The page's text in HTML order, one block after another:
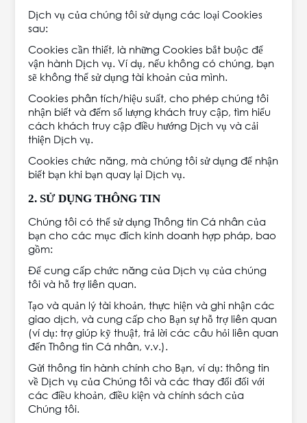
Dịch vụ của chúng tôi sử dụng các loại Cookies
sau:
Cookies cần thiết, là những Cookies bắt buộc để
vận hành Dịch vụ. Ví dụ, nếu không có chúng, bạn
sẽ không thể sử dụng tài khoản của mình.
Cookies phân tích/hiệu suất, cho phép chúng tôi
nhận biết và đếm số lượng khách truy cập, tìm hiểu
cách khách truy cập điều hướng Dịch vụ và cải
thiện Dịch vụ.
Cookies chức năng, mà chúng tôi sử dụng để nhận
biết bạn khi bạn quay lại Dịch vụ.
2. SỬ DỤNG THÔNG TIN
Chúng tôi có thể sử dụng Thông tin Cá nhân của
bạn cho các mục đích kinh doanh hợp pháp, bao
gồm:
Để cung cấp chức năng của Dịch vụ của chúng
tôi và hỗ trợ liên quan.
Tạo và quản lý tài khoản, thực hiện và ghi nhận các
giao dịch, và cung cấp cho Bạn sự hỗ trợ liên quan
(ví dụ: trợ giúp kỹ thuật, trả lời các câu hỏi liên quan
đến Thông tin Cá nhân, v.v.).
Gửi thông tin hành chính cho Bạn, ví dụ: thông tin
về Dịch vụ của Chúng tôi và các thay đổi đối với
các điều khoản, điều kiện và chính sách của
Chúng tôi.